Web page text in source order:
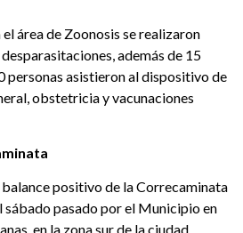
área de Zoonosis se realizaron
además de 15
personas asistieron al dispositivo de
obstetricia y vacunaciones
positivo de la Correcaminata
sábado pasado por el Municipio en
en la zona sur de la ciudad.